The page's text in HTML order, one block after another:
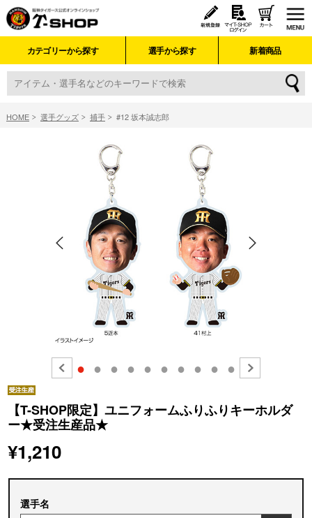
カテゴリーから探す 選手から探す 新着商品
HOME 選手グッズ 捕手 #12 坂本誠志郎
● ● ● ● ● ● ● ● ● ●
【T-SHOP限定】ユニフォームふりふりキーホルダ
ー★受注生産品★
¥1,210
選手名